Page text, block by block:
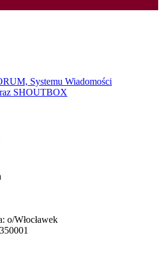
Systemu Wiadomości
SHOUTBOX
o/Włocławek